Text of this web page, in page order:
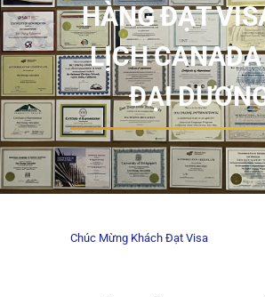
HÀNG ĐẠT
LỊCH
ĐẠI
Chúc Mừng Khách Đạt Visa